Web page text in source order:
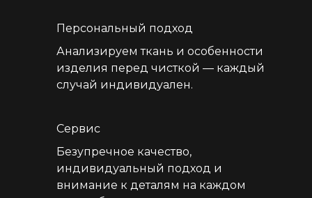
Персональный подход
Анализируем ткань и особенности
изделия перед чисткой — каждый
случай индивидуален.
Сервис
Безупречное качество,
индивидуальный подход и
внимание к деталям на каждом